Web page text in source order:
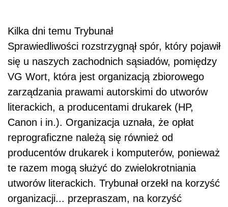
Kilka dni temu Trybunał
Sprawiedliwości rozstrzygnął spór, który pojawił
się u naszych zachodnich sąsiadów, pomiędzy
VG Wort, która jest organizacją zbiorowego
zarządzania prawami autorskimi do utworów
literackich, a producentami drukarek (HP,
Canon i in.). Organizacja uznała, że opłat
reprograficzne należą się również od
producentów drukarek i komputerów, ponieważ
te razem mogą służyć do zwielokrotniania
utworów literackich. Trybunał orzekł na korzyść
organizacji... przepraszam, na korzyść